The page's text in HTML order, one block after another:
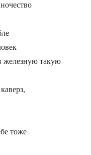
железную такую
тоже